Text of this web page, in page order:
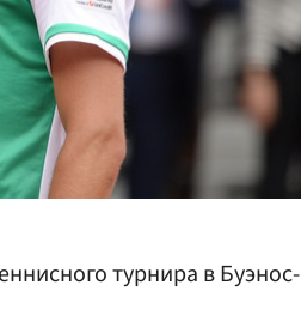
турнира в Буэнос-